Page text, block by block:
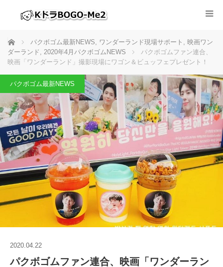
ホーム パクボゴム最新NEWS, ワンダーランド現場サポート , 映画ワン
ダーランド , 2020年4月パクボゴムNEWS
パクボゴムファン連合、
映画「ワンダーランド」撮影現場にワゴン＆ビュッフェプレゼント！
パクボゴム最新NEWS
2020.04.22
パクボゴムファン連合、映画「ワンダーラン